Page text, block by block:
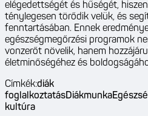
elégedettségét és hűségét,
ténylegesen törődik velük, és
fenntartásában. Ennek
egészségmegőrzési programok
vonzerőt növelik, hanem
életminőségéhez és
Címkék:diák
foglalkoztatásDiákmunka
kultúra